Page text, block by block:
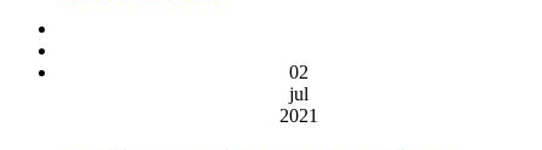
02
jul
2021